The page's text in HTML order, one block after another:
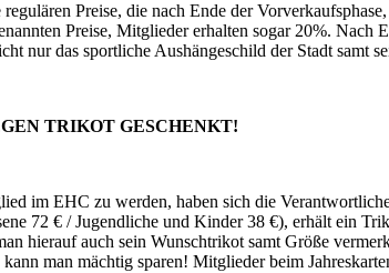
Preise, die nach Ende der
Preise, Mitglieder erhalten sogar 20%.
nur das sportliche Aushängeschild der Stadt samt
TRIKOT GESCHENKT!
im EHC zu werden, haben sich die
72 € / Jugendliche und Kinder 38 €), erhält ein
hierauf auch sein Wunschtrikot samt Größe
kann man mächtig sparen! Mitglieder beim